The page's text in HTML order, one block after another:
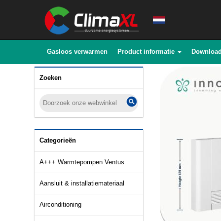
Gasloos verwarmen Product informatie
Zoeken
Categorieën
A+++ Warmtepompen Ventus
Aansluit & installatiemateriaal
Airconditioning